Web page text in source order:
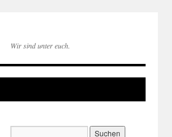
Wir sind unter euch.